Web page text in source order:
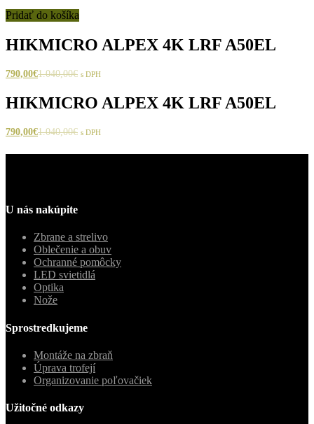
Pridať do košíka
HIKMICRO ALPEX 4K LRF A50EL
790,00€1.040,00€ s DPH
HIKMICRO ALPEX 4K LRF A50EL
790,00€1.040,00€ s DPH
U nás nakúpite
Zbrane a strelivo
Oblečenie a obuv
Ochranné pomôcky
LED svietidlá
Optika
Nože
Sprostredkujeme
Montáže na zbraň
Úprava trofejí
Organizovanie poľovačiek
Užitočné odkazy